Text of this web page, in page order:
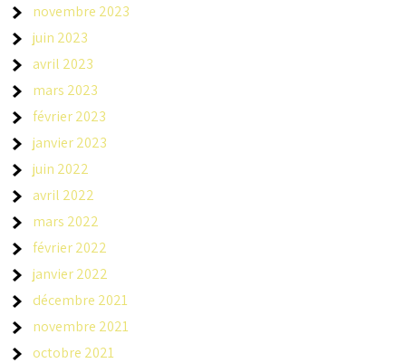
novembre 2023
juin 2023
avril 2023
mars 2023
février 2023
janvier 2023
juin 2022
avril 2022
mars 2022
février 2022
janvier 2022
décembre 2021
novembre 2021
octobre 2021